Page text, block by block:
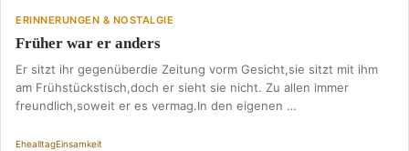
ERINNERUNGEN & NOSTALGIE
Früher war er anders
Er sitzt ihr gegenüberdie Zeitung vorm Gesicht,sie sitzt mit ihm
am Frühstückstisch,doch er sieht sie nicht. Zu allen immer
freundlich,soweit er es vermag.In den eigenen …
EhealltagEinsamkeit